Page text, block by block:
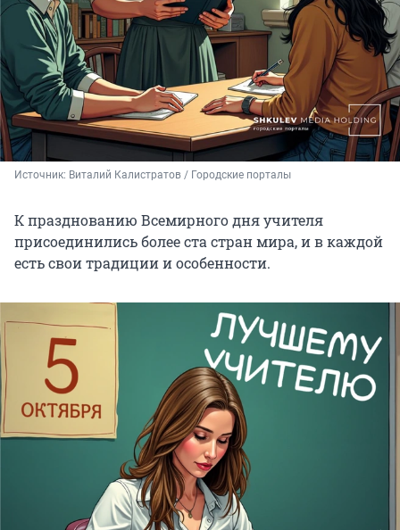
Источник: Виталий Калистратов / Городские порталы
К празднованию Всемирного дня учителя
присоединились более ста стран мира, и в каждой
есть свои традиции и особенности.